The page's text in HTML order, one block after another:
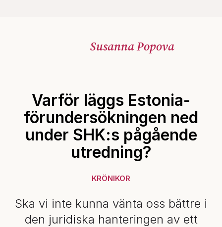
Susanna Popova
Varför läggs Estonia-
förundersökningen ned
under SHK:s pågående
utredning?
KRÖNIKOR
Ska vi inte kunna vänta oss bättre i
den juridiska hanteringen av ett